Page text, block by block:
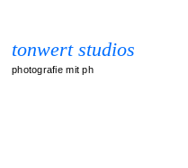
tonwert studios
photografie mit ph